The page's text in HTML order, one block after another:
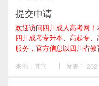
提交申请
欢迎访问四川成人高考网！
四川成考专升本、高起专
服务，官方信息以四川省教
来源：其它
周
发表于